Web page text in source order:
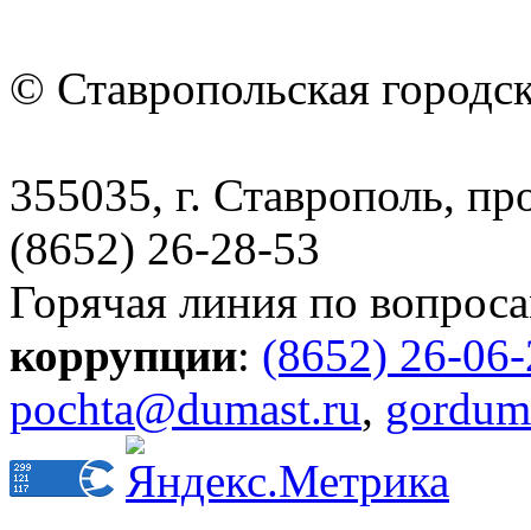
© Ставропольская
355035, г. Ставрополь,
(8652) 26-28-53
Горячая линия по
коррупции: (8652) 26-
pochta@dumast.ru,